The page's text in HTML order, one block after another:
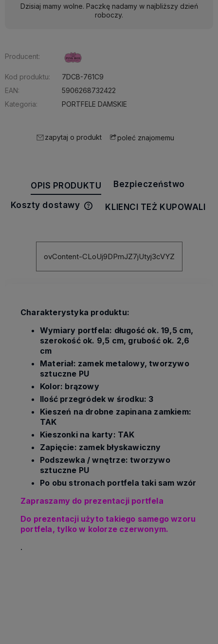
Dzisiaj mamy wolne. Paczkę nadamy w najbliższy dzień
roboczy.
Producent:
Kod produktu:
7DCB-761C9
EAN:
5906268732422
Kategoria:
PORTFELE DAMSKIE
zapytaj o produkt poleć znajomemu
OPIS PRODUKTU Bezpieczeństwo
Koszty dostawy
Cena nie zawiera ewentualnych
KLIENCI TEŻ KUPOWALI
ovContent-CLoUj9DPmJZ7jUtyj3cVYZ
Charakterystyka produktu:
Wymiary portfela: długość ok. 19,5 cm,
szerokość ok. 9,5 cm, grubość ok. 2,6
cm
Materiał: zamek metalowy, tworzywo
sztuczne PU
Kolor: brązowy
Ilość przegródek w środku: 3
Kieszeń na drobne zapinana zamkiem:
TAK
Kieszonki na karty: TAK
Zapięcie: zamek błyskawiczny
Podszewka / wnętrze: tworzywo
sztuczne PU
Po obu stronach portfela taki sam wzór
Zapraszamy do prezentacji portfela
Do prezentacji użyto takiego samego wzoru
portfela, tylko w kolorze czerwonym.
.